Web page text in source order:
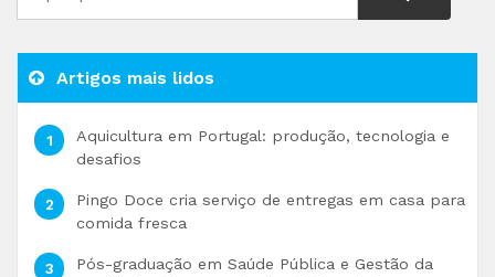
Artigos mais lidos
Aquicultura em Portugal: produção, tecnologia e
desafios
Pingo Doce cria serviço de entregas em casa para
comida fresca
Pós-graduação em Saúde Pública e Gestão da